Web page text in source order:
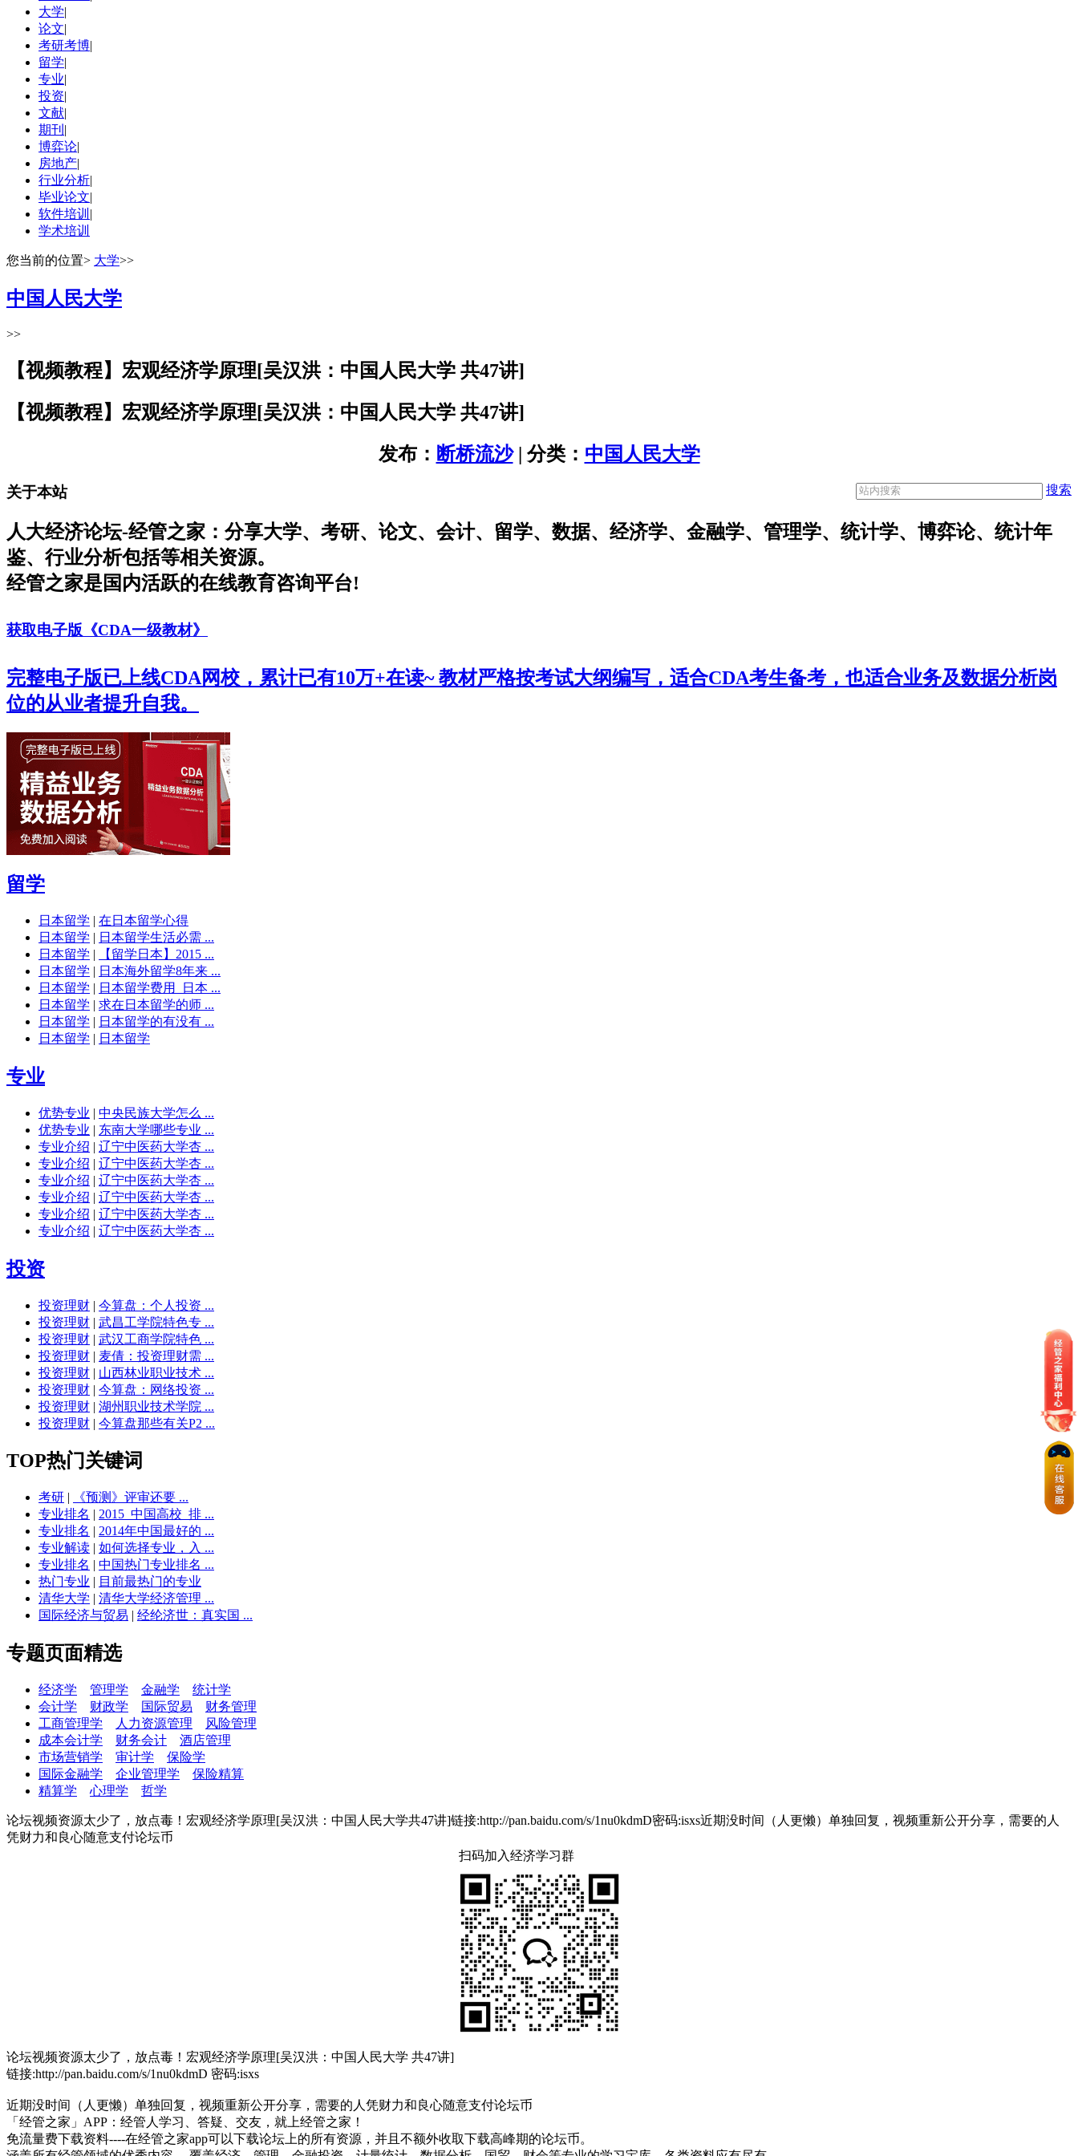
大学|
论文|
考研考博|
留学|
专业|
投资|
文献|
期刊 |
博弈论|
房地产|
行业分析|
毕业论文|
软件培训 |
学术培训
您当前的位置> 大学>>
中国人民大学
>>
【视频教程】宏观经济学原理[吴汉洪：中国人民大学 共47讲]
【视频教程】宏观经济学原理[吴汉洪：中国人民大学 共47讲]
发布： 断桥流沙| 分类： 中国人民大学
搜索
关于本站
人大经济论坛-经管之家：分享大学、考研、论文、会计、留学、数据、经济学、金融学、管理学、统计学、博弈论、统计年
鉴、行业分析包括等相关资源。
经管之家是国内活跃的在线教育咨询平台!
获取电子版《CDA一级教材》
完整电子版已上线CDA网校，累计已有10万+在读~ 教材严格按考试大纲编写，适合CDA考生备考，也适合业务及数据分析岗
位的从业者提升自我。
留学
日本留学 | 在日本留学心得
日本留学 | 日本留学生活必需 ...
日本留学 |
【留学日本】2015 ...
日本留学 | 日本海外留学8年来 ...
日本留学 | 日本留学费用_日本 ...
日本留学 | 求在日本留学的师 ...
日本留学 | 日本留学的有没有 ...
日本留学 | 日本留学
专业
优势专业 | 中央民族大学怎么 ...
优势专业 | 东南大学哪些专业 ...
专业介绍 | 辽宁中医药大学杏 ...
专业介绍 | 辽宁中医药大学杏 ...
专业介绍 | 辽宁中医药大学杏 ...
专业介绍 | 辽宁中医药大学杏 ...
专业介绍 | 辽宁中医药大学杏 ...
专业介绍 | 辽宁中医药大学杏 ...
投资
投资理财 | 今算盘：个人投资 ...
投资理财 | 武昌工学院特色专 ...
投资理财 | 武汉工商学院特色 ...
投资理财 | 麦倩：投资理财需 ...
投资理财 | 山西林业职业技术 ...
投资理财 | 今算盘：网络投资 ...
投资理财 | 湖州职业技术学院 ...
投资理财 | 今算盘那些有关P2 ...
TOP热门关键词
考研 |
《预测》评审还要 ...
专业排名 | 2015_中国高校_排 ...
专业排名 | 2014年中国最好的 ...
专业解读 | 如何选择专业，入 ...
专业排名 | 中国热门专业排名 ...
热门专业 | 目前最热门的专业
清华大学 | 清华大学经济管理 ...
国际经济与贸易 | 经纶济世：真实国 ...
专题页面精选
经济学 管理学 金融学
统计学
会计学
财政学 国际贸易
财务管理
工商管理学
人力资源管理
风险管理
成本会计学
财务会计
酒店管理
市场营销学
审计学
保险学
国际金融学
企业管理学
保险精算
精算学
心理学 哲学
论坛视频资源太少了，放点毒！宏观经济学原理[吴汉洪：中国人民大学共47讲]链接:http://pan.baidu.com/s/1nu0kdmD密码:isxs近期没时间（人更懒）单独回复，视频重新公开分享，需要的人
凭财力和良心随意支付论坛币
扫码加入经济学习群
论坛视频资源太少了，放点毒！ 宏观经济学原理[吴汉洪：中国人民大学 共47讲]
链接:http://pan.baidu.com/s/1nu0kdmD 密码:isxs
近期没时间（人更懒）单独回复，视频重新公开分享，需要的人凭财力和良心随意支付论坛币
「经管之家」APP：经管人学习、答疑、交友，就上经管之家！
免流量费下载资料----在经管之家app可以下载论坛上的所有资源，并且不额外收取下载高峰期的论坛币。